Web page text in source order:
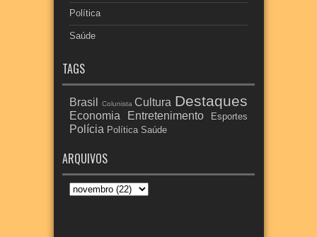
Política
Saúde
TAGS
Brasil Colunista Cultura Destaques
Economia Entretenimento Esportes
Polícia Política Saúde
ARQUIVOS